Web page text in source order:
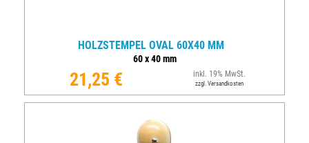
HOLZSTEMPEL OVAL 60X40 MM
60x40mm
21,25 € inkl. 19% MwSt.
zzgl. Versandkosten